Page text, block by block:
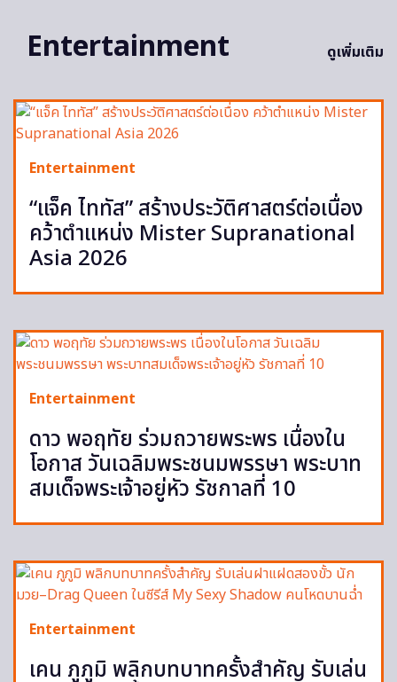
Entertainment
ดูเพิ่มเติม
Entertainment
“แจ็ค ไททัส” สร้างประวัติศาสตร์ต่อเนื่อง
คว้าตำแหน่ง Mister Supranational
Asia 2026
Entertainment
ดาว พอฤทัย ร่วมถวายพระพร เนื่องใน
โอกาส วันเฉลิมพระชนมพรรษา พระบาท
สมเด็จพระเจ้าอยู่หัว รัชกาลที่ 10
Entertainment
เคน ภูภูมิ พลิกบทบาทครั้งสำคัญ รับเล่น